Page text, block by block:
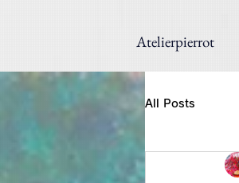
Atelierpierrot
All Posts